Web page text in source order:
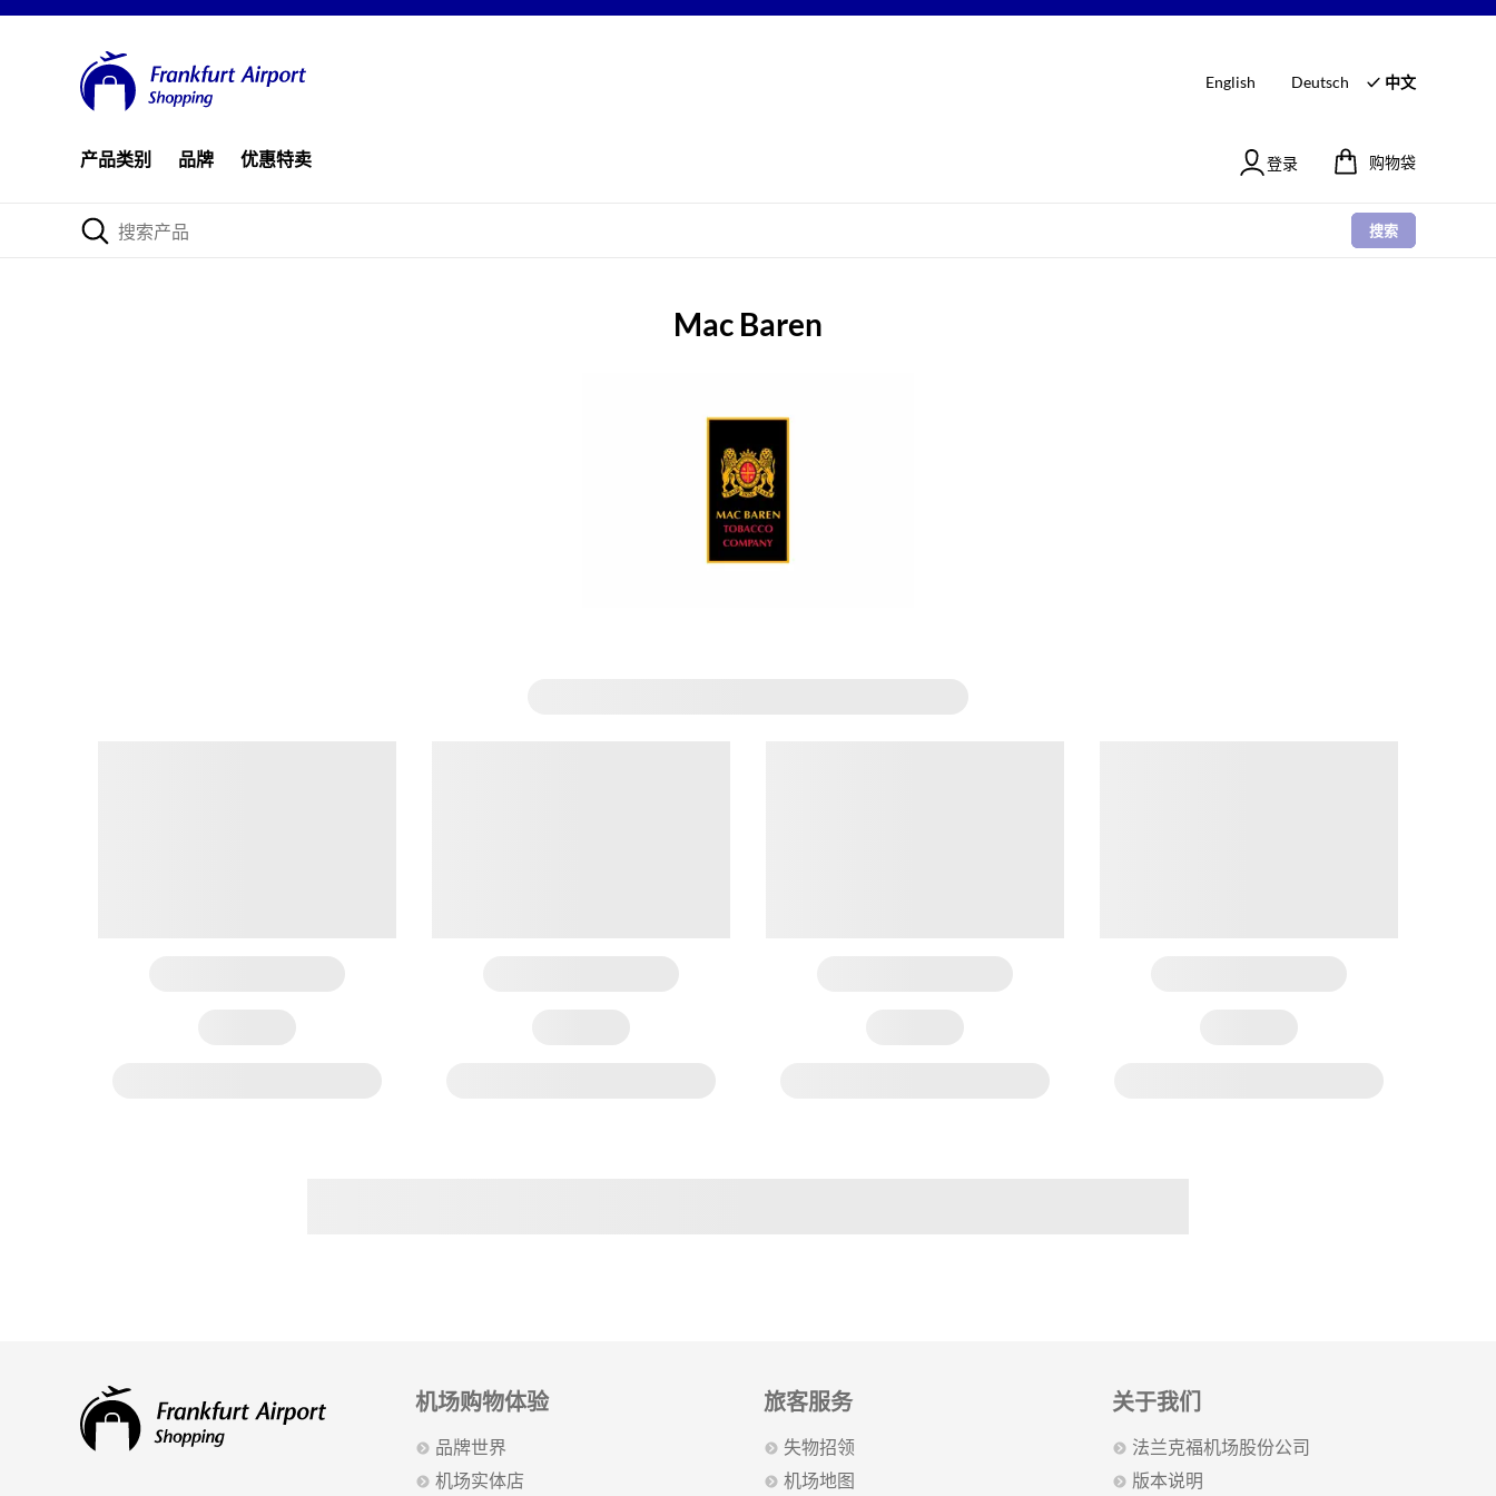
English Deutsch 中文
产品类别 品牌 优惠特卖 登录 购物袋
搜索
Mac Baren
机场购物体验
品牌世界
机场实体店
旅客服务
失物招领
机场地图
关于我们
法兰克福机场股份公司
版本说明